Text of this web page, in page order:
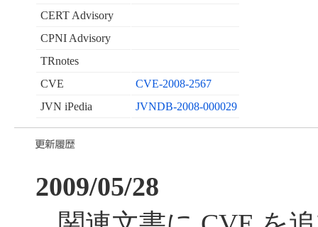
CERT Advisory
CPNI Advisory
TRnotes
CVE
CVE-2008-2567
JVN iPedia
JVNDB-2008-000029
2009/05/28